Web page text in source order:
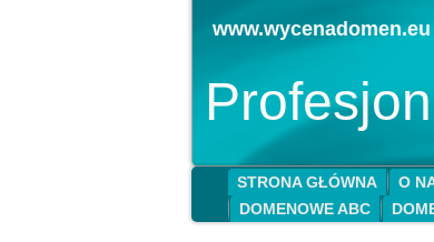
www.wycenadomen.eu
STRONA GŁÓWNA O
DOMENOWE ABC